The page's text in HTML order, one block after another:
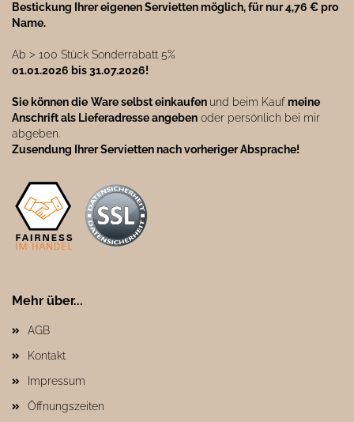
Bestickung Ihrer eigenen Servietten möglich, für nur 4,76 € pro
Name.
Ab ˃ 100 Stück Sonderrabatt 5%
01.01.2026 bis 31.07.2026!
Sie können die Ware selbst einkaufen und beim Kaufmeine
Anschrift als Lieferadresse angeben oder persönlich bei mir
abgeben.
Zusendung Ihrer Servietten nach vorheriger Absprache!
Mehr über...
AGB
Kontakt
Impressum
Öffnungszeiten